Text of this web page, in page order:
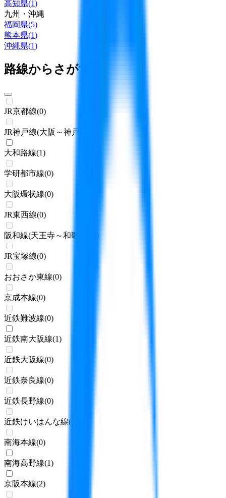
高知県(1)
九州・沖縄
福岡県(5)
熊本県(1)
沖縄県(1)
路線からさがす
JR京都線(0)
JR神戸線(大阪～神戸)
大和路線(1)
学研都市線(0)
大阪環状線(0)
JR東西線(0)
阪和線(天王寺～和歌山) )
JR宝塚線(0)
おおさか東線(0)
京成本線(0)
近鉄難波線(0)
近鉄南大阪線(1)
近鉄大阪線(0)
近鉄奈良線(0)
近鉄長野線(0)
近鉄けいはんな線(
南海本線(0)
南海高野線(1)
京阪本線(2)